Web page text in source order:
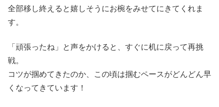
全部移し終えると嬉しそうにお椀をみせてにきてくれま
す。
「頑張ったね」と声をかけると、すぐに机に戻って再挑
戦。
コツが掴めてきたのか、この頃は掴むペースがどんどん早
くなってきています！